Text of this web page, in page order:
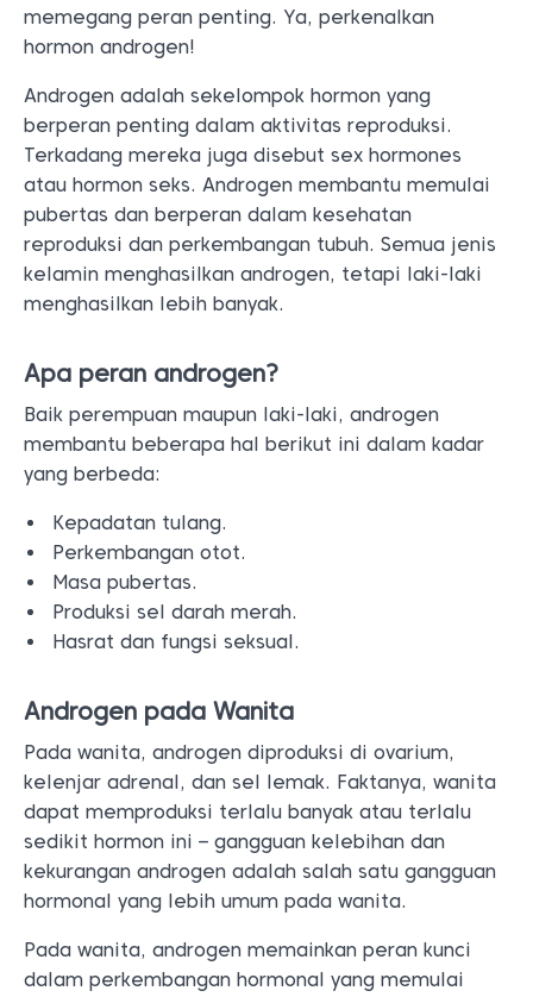
memegang peran penting. Ya, perkenalkan
hormon androgen!
Androgen adalah sekelompok hormon yang
berperan penting dalam aktivitas reproduksi.
Terkadang mereka juga disebut sex hormones
atau hormon seks. Androgen membantu memulai
pubertas dan berperan dalam kesehatan
reproduksi dan perkembangan tubuh. Semua jenis
kelamin menghasilkan androgen, tetapi laki-laki
menghasilkan lebih banyak.
Apa peran androgen?
Baik perempuan maupun laki-laki, androgen
membantu beberapa hal berikut ini dalam kadar
yang berbeda:
Kepadatan tulang.
Perkembangan otot.
Masa pubertas.
Produksi sel darah merah.
Hasrat dan fungsi seksual.
Androgen pada Wanita
Pada wanita, androgen diproduksi di ovarium,
kelenjar adrenal, dan sel lemak. Faktanya, wanita
dapat memproduksi terlalu banyak atau terlalu
sedikit hormon ini – gangguan kelebihan dan
kekurangan androgen adalah salah satu gangguan
hormonal yang lebih umum pada wanita.
Pada wanita, androgen memainkan peran kunci
dalam perkembangan hormonal yang memulai